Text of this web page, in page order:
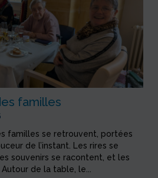
familles
familles se retrouvent, portées
de l’instant. Les rires se
souvenirs se racontent, et les
de la table, le...